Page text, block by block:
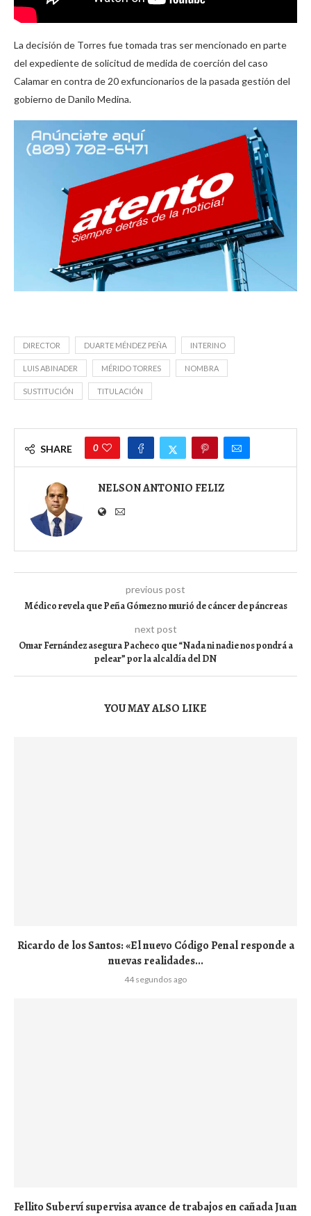
La decisión de Torres fue tomada tras ser mencionado en parte
del expediente de solicitud de medida de coerción del caso
Calamar en contra de 20 exfuncionarios de la pasada gestión del
gobierno de Danilo Medina.
DIRECTOR DUARTE MÉNDEZ PEÑA INTERINO
LUIS ABINADER MÉRIDO TORRES NOMBRA
SUSTITUCIÓN TITULACIÓN
SHARE 0
NELSON ANTONIO FELIZ
previous post
Médico revela que Peña Gómez no murió de cáncer de páncreas
next post
Omar Fernández asegura Pacheco que “Nada ni nadie nos pondrá a
pelear” por la alcaldía del DN
YOU MAY ALSO LIKE
Ricardo de los Santos: «El nuevo Código Penal responde a
nuevas realidades...
44 segundos ago
Fellito Suberví supervisa avance de trabajos en cañada Juan